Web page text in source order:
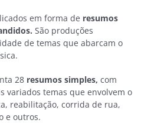
em forma de resumos
São produções
de temas que abarcam o
28 resumos simples, com
variados temas que envolvem o
reabilitação, corrida de rua,
e outros.